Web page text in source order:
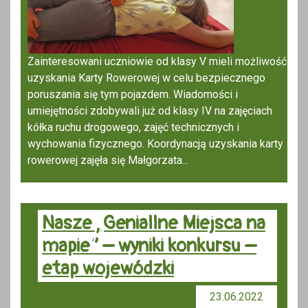
Zainteresowani uczniowie od klasy V mieli możliwość
uzyskania Karty Rowerowej w celu bezpiecznego
poruszania się tym pojazdem. Wiadomości i
umiejętności zdobywali już od klasy IV na zajęciach
kółka ruchu drogowego, zajęć technicznych i
wychowania fizycznego. Koordynacją uzyskania karty
rowerowej zajęła się Małgorzata...
Nasze „Geniallne Miejsca na
mapie” – wyniki konkursu –
etap wojewódzki
23.06.2022